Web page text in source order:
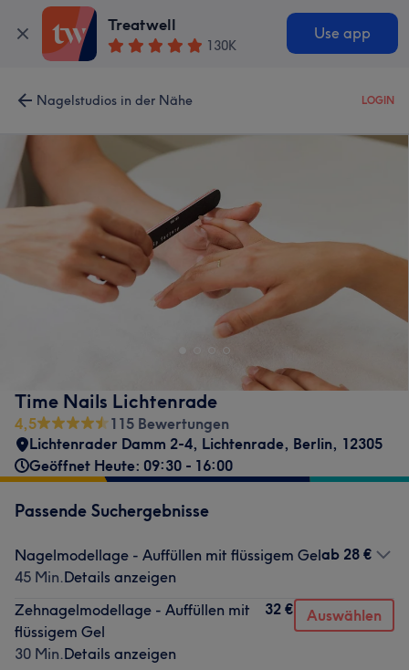
Treatwell
130K
Use app
Nagelstudios in der Nähe LOGIN
Time Nails Lichtenrade
4,5
115 Bewertungen
Lichtenrader Damm 2-4, Lichtenrade, Berlin, 12305
Geöffnet Heute: 09:30 - 16:00
Passende Suchergebnisse
Nagelmodellage - Auffüllen mit flüssigem Gel
45 Min.Details anzeigen
ab 28 €
Zehnagelmodellage - Auffüllen mit
flüssigem Gel
30 Min.Details anzeigen
32 € Auswählen